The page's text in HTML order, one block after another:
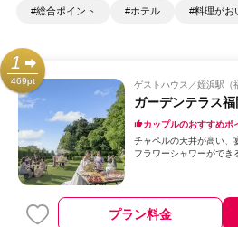
#総合ポイント #ホテル #料理がお
1
469pt ゲストハウス 姪浜駅（
ガーデンテラス
カップルのおすすめポ
チャペルの天井が高い
フラワーシャワーができ
プラン料金